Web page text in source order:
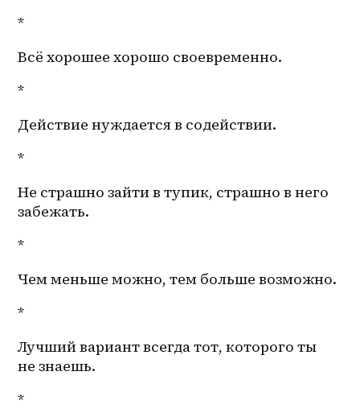
*
Всё хорошее хорошо своевременно.
*
Действие нуждается в содействии.
*
Не страшно зайти в тупик, страшно в него
забежать.
*
Чем меньше можно, тем больше возможно.
*
Лучший вариант всегда тот, которого ты
не знаешь.
*